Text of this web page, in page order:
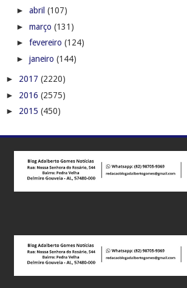
► abril (107)
► março (131)
► fevereiro (124)
► janeiro (144)
► 2017 (2220)
► 2016 (2575)
► 2015 (450)